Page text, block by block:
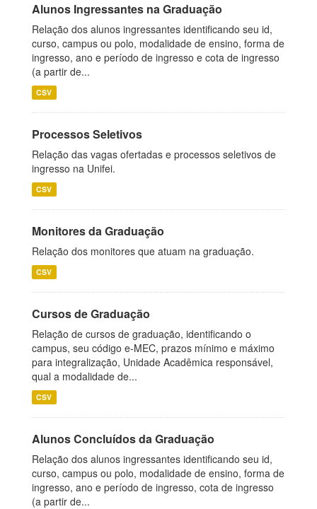
Alunos Ingressantes na Graduação
Relação dos alunos ingressantes identificando seu id,
curso, campus ou polo, modalidade de ensino, forma de
ingresso, ano e período de ingresso e cota de ingresso
(a partir de...
CSV
Processos Seletivos
Relação das vagas ofertadas e processos seletivos de
ingresso na Unifei.
CSV
Monitores da Graduação
Relação dos monitores que atuam na graduação.
CSV
Cursos de Graduação
Relação de cursos de graduação, identificando o
campus, seu código e-MEC, prazos mínimo e máximo
para integralização, Unidade Acadêmica responsável,
qual a modalidade de...
CSV
Alunos Concluídos da Graduação
Relação dos alunos ingressantes identificando seu id,
curso, campus ou polo, modalidade de ensino, forma de
ingresso, ano e período de ingresso, cota de ingresso
(a partir de...